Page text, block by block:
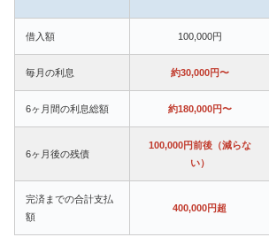
借入額 100,000円
毎月の利息 約30,000円〜
6ヶ月間の利息総額 約180,000円〜
6ヶ月後の残債
100,000円前後（減らな
い）
完済までの合計支払
額
400,000円超